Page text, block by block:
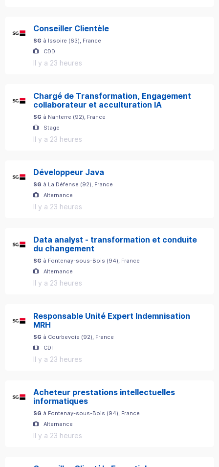
Conseiller Clientèle
SG à Issoire (63), France
CDD
Il y a 23 heures
Chargé de Transformation, Engagement
collaborateur et acculturation IA
SG à Nanterre (92), France
Stage
Il y a 23 heures
Développeur Java
SG à La Défense (92), France
Alternance
Il y a 23 heures
Data analyst - transformation et conduite
du changement
SG à Fontenay-sous-Bois (94), France
Alternance
Il y a 23 heures
Responsable Unité Expert Indemnisation
MRH
SG à Courbevoie (92), France
CDI
Il y a 23 heures
Acheteur prestations intellectuelles
informatiques
SG à Fontenay-sous-Bois (94), France
Alternance
Il y a 23 heures